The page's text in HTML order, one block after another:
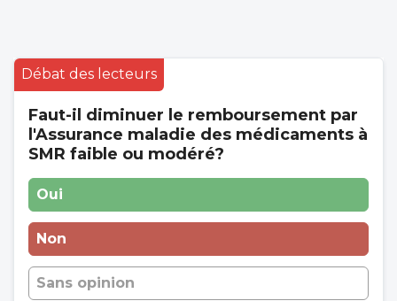
Débat des lecteurs
Faut-il diminuer le remboursement par
l'Assurance maladie des médicaments à
SMR faible ou modéré?
Oui
Non
Sans opinion